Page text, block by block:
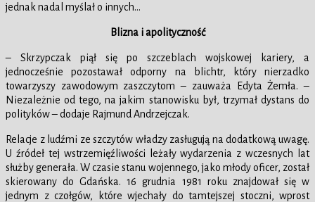
jednak nadal myślał o innych…
Blizna i apolityczność
– Skrzypczak piął się po szczeblach wojskowej kariery, a
jednocześnie pozostawał odporny na blichtr, który nierzadko
towarzyszy zawodowym zaszczytom – zauważa Edyta Żemła. –
Niezależnie od tego, na jakim stanowisku był, trzymał dystans do
polityków – dodaje Rajmund Andrzejczak.
Relacje z ludźmi ze szczytów władzy zasługują na dodatkową uwagę.
U źródeł tej wstrzemięźliwości leżały wydarzenia z wczesnych lat
służby generała. W czasie stanu wojennego, jako młody oficer, został
skierowany do Gdańska. 16 grudnia 1981 roku znajdował się w
jednym z czołgów, które wjechały do tamtejszej stoczni, wprost